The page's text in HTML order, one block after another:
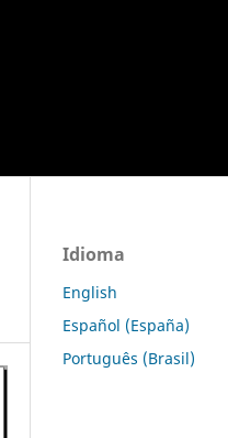
Idioma
English
Español (España)
Português (Brasil)